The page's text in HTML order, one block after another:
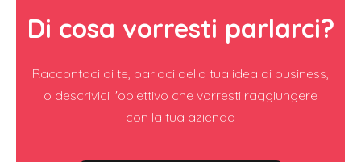
Di cosa vorresti parlarci?
Raccontaci di te, parlaci della tua idea di business,
o descrivici l'obiettivo che vorresti raggiungere
con la tua azienda